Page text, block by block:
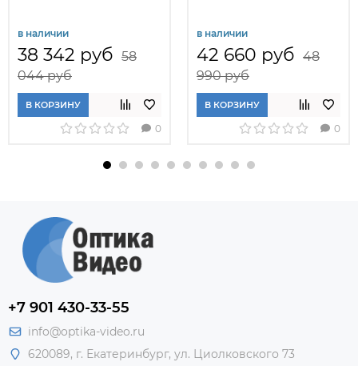
в наличии
38 342 руб 58
044 руб
В КОРЗИНУ
0
в наличии
42 660 руб 48
990 руб
В КОРЗИНУ
0
+7 901 430-33-55
info@optika-video.ru
620089, г. Екатеринбург, ул. Циолковского 73